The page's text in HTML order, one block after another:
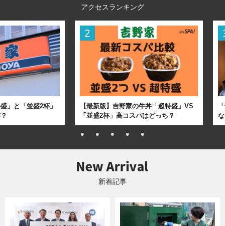
アクセスランキング
」と「並盛2杯」
【最新版】吉野家の牛丼「超特盛」VS
「並盛2杯」高コスパはどっち？
新着記事